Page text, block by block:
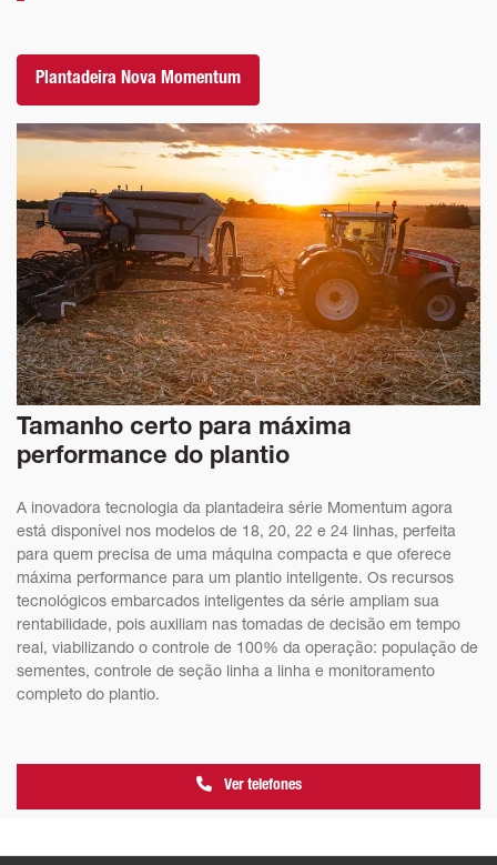
Plantadeira Nova Momentum
Tamanho certo para máxima
performance do plantio
A inovadora tecnologia da plantadeira série Momentum agora
está disponível nos modelos de 18, 20, 22 e 24 linhas, perfeita
para quem precisa de uma máquina compacta e que oferece
máxima performance para um plantio inteligente. Os recursos
tecnológicos embarcados inteligentes da série ampliam sua
rentabilidade, pois auxiliam nas tomadas de decisão em tempo
real, viabilizando o controle de 100% da operação: população de
sementes, controle de seção linha a linha e monitoramento
completo do plantio.
Ver telefones